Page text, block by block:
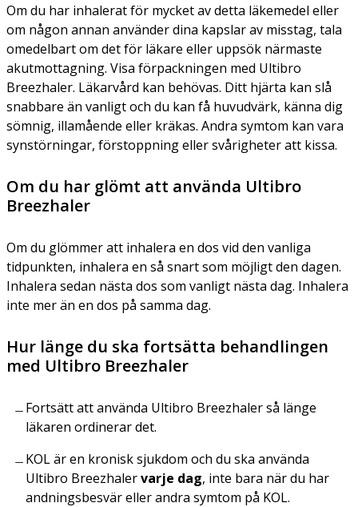
Om du har inhalerat för mycket av detta läkemedel eller
om någon annan använder dina kapslar av misstag, tala
omedelbart om det för läkare eller uppsök närmaste
akutmottagning. Visa förpackningen med Ultibro
Breezhaler. Läkarvård kan behövas. Ditt hjärta kan slå
snabbare än vanligt och du kan få huvudvärk, känna dig
sömnig, illamående eller kräkas. Andra symtom kan vara
synstörningar, förstoppning eller svårigheter att kissa.
Om du har glömt att använda Ultibro
Breezhaler
Om du glömmer att inhalera en dos vid den vanliga
tidpunkten, inhalera en så snart som möjligt den dagen.
Inhalera sedan nästa dos som vanligt nästa dag. Inhalera
inte mer än en dos på samma dag.
Hur länge du ska fortsätta behandlingen
med Ultibro Breezhaler
Fortsätt att använda Ultibro Breezhaler så länge
läkaren ordinerar det.
KOL är en kronisk sjukdom och du ska använda
Ultibro Breezhalervarje dag, inte bara när du har
andningsbesvär eller andra symtom på KOL.